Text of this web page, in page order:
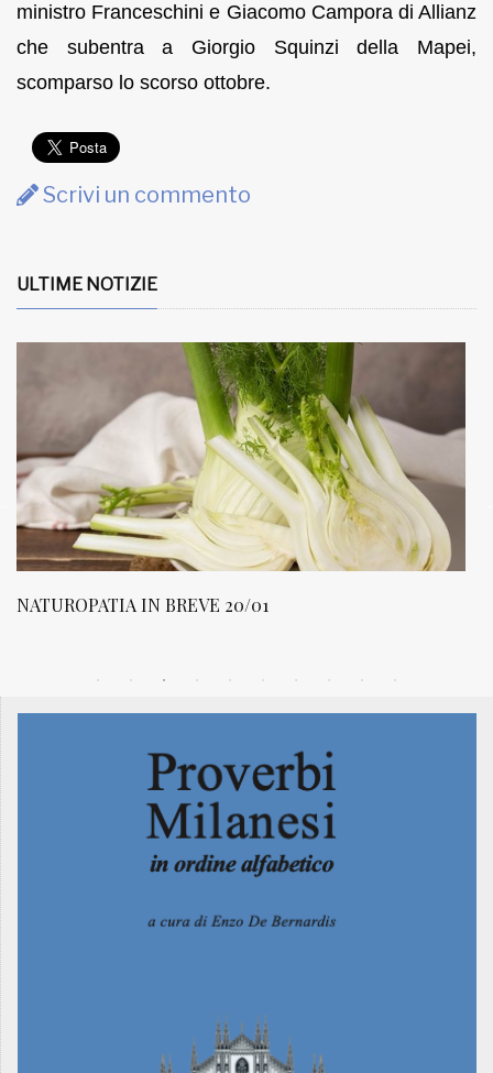
ministro Franceschini e Giacomo Campora di Allianz
che subentra a Giorgio Squinzi della Mapei,
scomparso lo scorso ottobre.
Scrivi un commento
ULTIME NOTIZIE
NATUROPATIA IN BREVE 20/01